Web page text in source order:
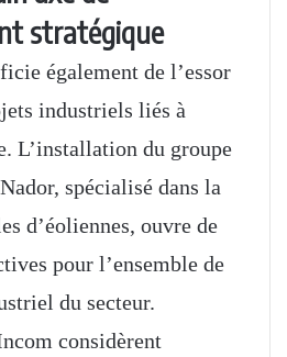
stratégique
également de l’essor
industriels liés à
L’installation du groupe
spécialisé dans la
d’éoliennes, ouvre de
pour l’ensemble de
du secteur.
considèrent